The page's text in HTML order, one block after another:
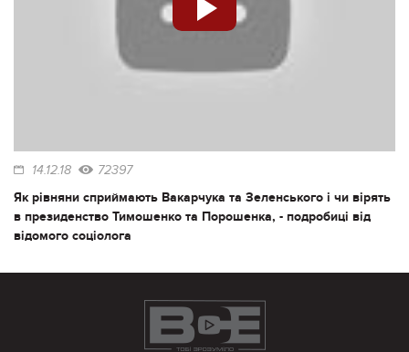
14.12.18 72397
Як рівняни сприймають Вакарчука та Зеленського і чи вірять
в президенство Тимошенко та Порошенка, - подробиці від
відомого соціолога